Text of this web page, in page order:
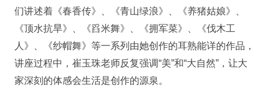
们讲述着《春香传》、《青山绿浪》、《养猪姑娘》、
《顶水抗旱》、《舀米舞》、《拥军菜》、《伐木工
人》、《纱帽舞》等一系列由她创作的耳熟能详的作品，
讲座过程中，崔玉珠老师反复强调“美”和“大自然”，让大
家深刻的体感会生活是创作的源泉。